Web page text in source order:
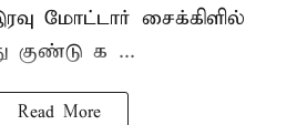
மோட்டார் சைக்கிளில்
குண்டு க ...
Read More